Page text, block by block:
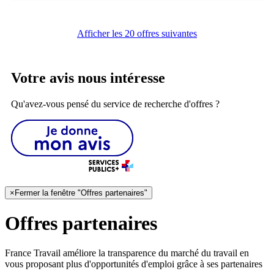
Afficher les 20 offres suivantes
Votre avis nous intéresse
Qu'avez-vous pensé du service de recherche d'offres ?
×Fermer la fenêtre "Offres partenaires"
Offres partenaires
France Travail améliore la transparence du marché du travail en
vous proposant plus d'opportunités d'emploi grâce à ses partenaires